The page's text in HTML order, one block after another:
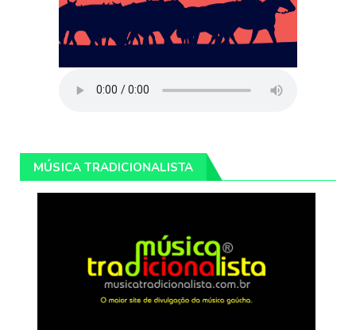
MÚSICA TRADICIONALISTA